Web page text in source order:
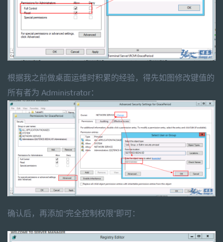
根据我之前做桌面运维时积累的经验，得先如图修改键值的
所有者为 Administrator：
确认后，再添加“完全控制权限”即可：